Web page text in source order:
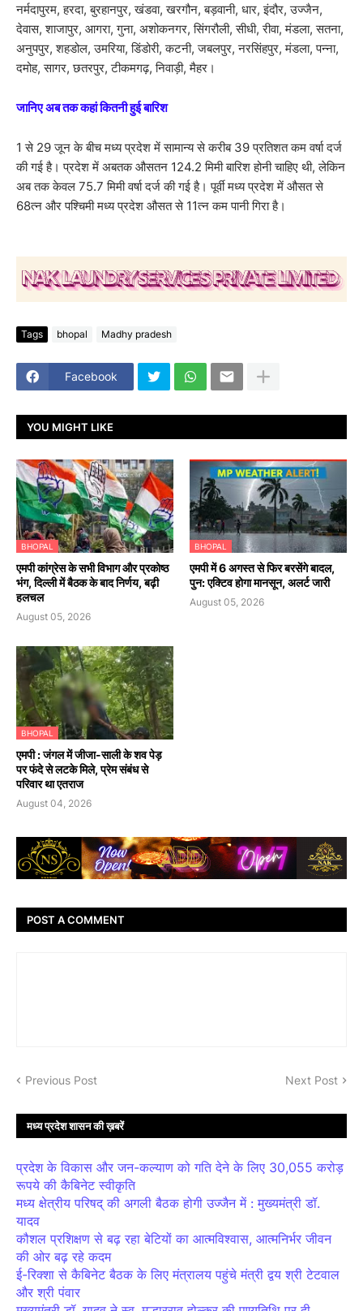
नर्मदापुरम, हरदा, बुरहानपुर, खंडवा, खरगौन, बड़वानी, धार, इंदौर, उज्जैन,
देवास, शाजापुर, आगरा, गुना, अशोकनगर, सिंगरौली, सीधी, रीवा, मंडला, सतना,
अनुपपुर, शहडोल, उमरिया, डिंडोरी, कटनी, जबलपुर, नरसिंहपुर, मंडला, पन्ना,
दमोह, सागर, छतरपुर, टीकमगढ़, निवाड़ी, मैहर।
जानिए अब तक कहां कितनी हुई बारिश
1 से 29 जून के बीच मध्य प्रदेश में सामान्य से करीब 39 प्रतिशत कम वर्षा दर्ज
की गई है। प्रदेश में अबतक औसतन 124.2 मिमी बारिश होनी चाहिए थी, लेकिन
अब तक केवल 75.7 मिमी वर्षा दर्ज की गई है। पूर्वी मध्य प्रदेश में औसत से
68त्न और पश्चिमी मध्य प्रदेश औसत से 11त्न कम पानी गिरा है।
Tags bhopal Madhy pradesh
Facebook
YOU MIGHT LIKE
BHOPAL
एमपी कांग्रेस के सभी विभाग और प्रकोष्ठ
भंग, दिल्ली में बैठक के बाद निर्णय, बढ़ी
हलचल
August 05, 2026
BHOPAL
एमपी में 6 अगस्त से फिर बरसेंगे बादल,
पुन: एक्टिव होगा मानसून, अलर्ट जारी
August 05, 2026
BHOPAL
एमपी : जंगल में जीजा-साली के शव पेड़
पर फंदे से लटके मिले, प्रेम संबंध से
परिवार था एतराज
August 04, 2026
POST A COMMENT
Previous Post Next Post
मध्य प्रदेश शासन की ख़बरें
प्रदेश के विकास और जन-कल्याण को गति देने के लिए 30,055 करोड़
रूपये की कैबिनेट स्वीकृति
मध्य क्षेत्रीय परिषद् की अगली बैठक होगी उज्जैन में : मुख्यमंत्री डॉ.
यादव
कौशल प्रशिक्षण से बढ़ रहा बेटियों का आत्मविश्वास, आत्मनिर्भर जीवन
की ओर बढ़ रहे कदम
ई-रिक्शा से कैबिनेट बैठक के लिए मंत्रालय पहुंचे मंत्री द्वय श्री टेटवाल
और श्री पंवार